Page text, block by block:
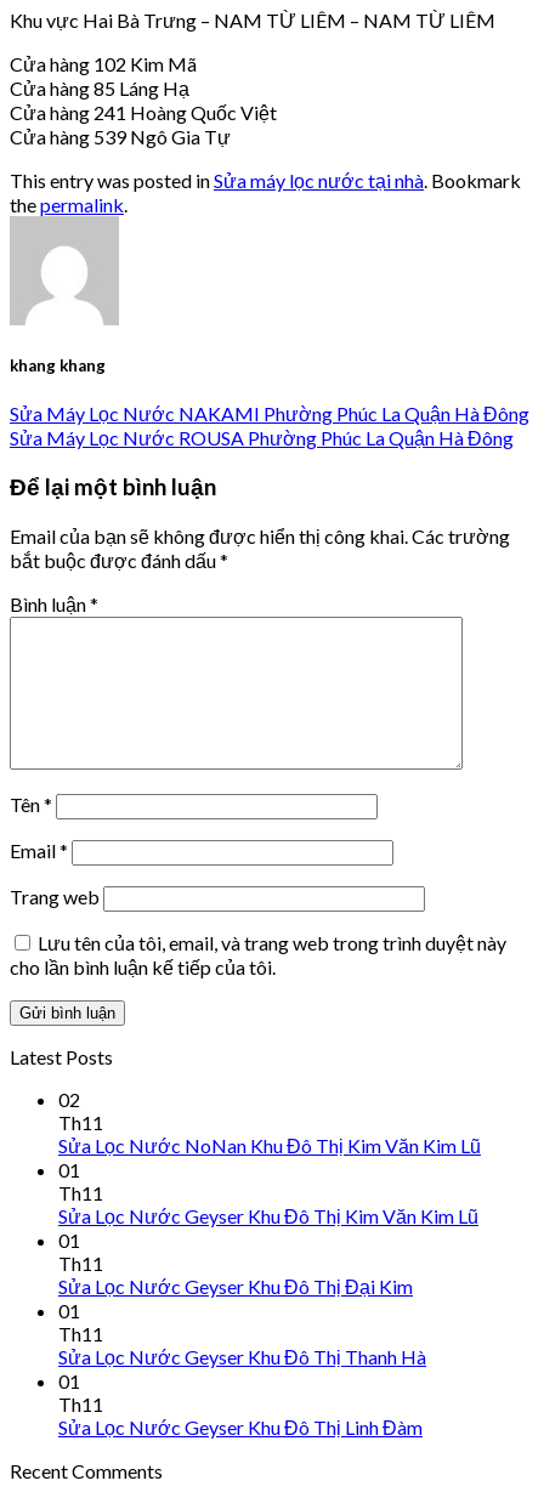
Khu vực Hai Bà Trưng – NAM TỪ LIÊM – NAM TỪ LIÊM
Cửa hàng 102 Kim Mã
Cửa hàng 85 Láng Hạ
Cửa hàng 241 Hoàng Quốc Việt
Cửa hàng 539 Ngô Gia Tự
This entry was posted inSửa máy lọc nước tại nhà . Bookmark
thepermalink
khang khang
Sửa Máy Lọc Nước NAKAMI Phường Phúc La Quận Hà Đông
Sửa Máy Lọc Nước ROUSA Phường Phúc La Quận Hà Đông
Để lại một bình luận
Email của bạn sẽ không được hiển thị công khai. Các trường
bắt buộc được đánh dấu*
Bình luận*
Tên*
Email*
Trang web
Lưu tên của tôi, email, và trang web trong trình duyệt này
cho lần bình luận kế tiếp của tôi.
Latest Posts
02
Th11
Sửa Lọc Nước NoNan Khu Đô Thị Kim Văn Kim Lũ
01
Th11
Sửa Lọc Nước Geyser Khu Đô Thị Kim Văn Kim Lũ
01
Th11
Sửa Lọc Nước Geyser Khu Đô Thị Đại Kim
01
Th11
Sửa Lọc Nước Geyser Khu Đô Thị Thanh Hà
01
Th11
Sửa Lọc Nước Geyser Khu Đô Thị Linh Đàm
Recent Comments